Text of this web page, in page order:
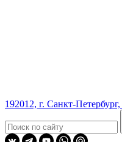
192012, г. Санкт-